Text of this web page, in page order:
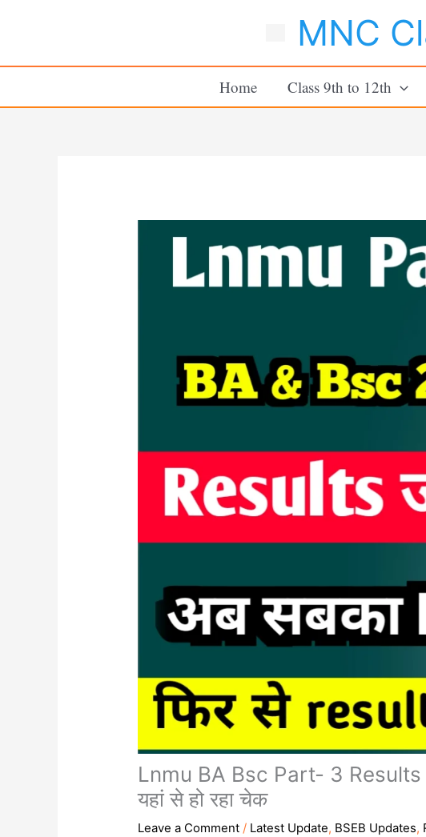
MNC
Home Class 9th to 12th
Lnmu BA Bsc Part- 3 Results
यहां से हो रहा चेक
Leave a Comment / Latest Update, BSEB Updates,